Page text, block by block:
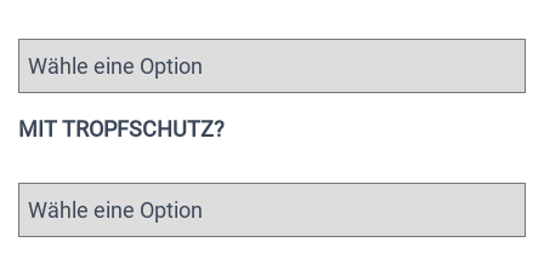
MIT TROPFSCHUTZ?